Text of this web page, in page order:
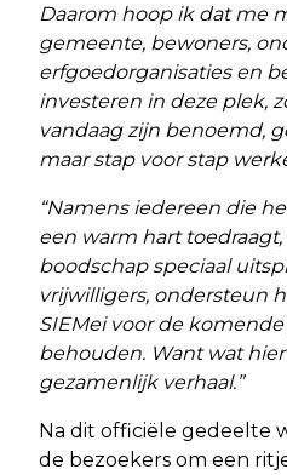
Daarom hoop ik dat me
gemeente, bewoners,
erfgoedorganisaties en
investeren in deze plek,
vandaag zijn benoemd,
maar stap voor stap
“Namens iedereen die
een warm hart
boodschap speciaal
vrijwilligers, ondersteun
SIEMei voor de
behouden. Want wat
gezamenlijk verhaal.”
Na dit officiële gedeelte
de bezoekers om een